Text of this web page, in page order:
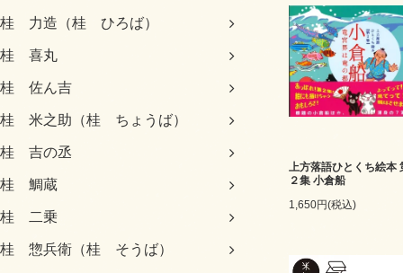
桂 力造（桂 ひろば）
桂 喜丸
桂 佐ん吉
桂 米之助（桂 ちょうば）
桂 吉の丞
桂 鯛蔵
桂 二乗
桂 惣兵衛（桂 そうば）
上方落語ひとくち絵本
２集 小倉船
1,650円(税込)